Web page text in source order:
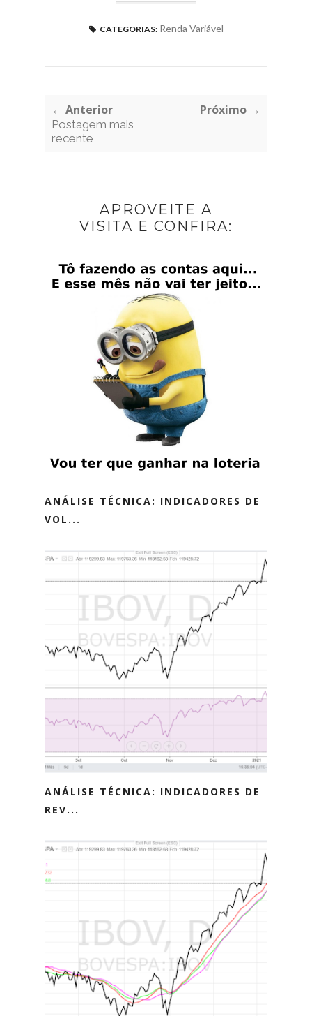
CATEGORIAS: Renda Variável
← Anterior
Postagem mais
recente
Próximo →
APROVEITE A
VISITA E CONFIRA:
ANÁLISE TÉCNICA: INDICADORES DE
VOL...
ANÁLISE TÉCNICA: INDICADORES DE
REV...